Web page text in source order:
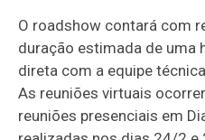
O roadshow contará com
duração estimada de uma
direta com a equipe
As reuniões virtuais
reuniões presenciais em